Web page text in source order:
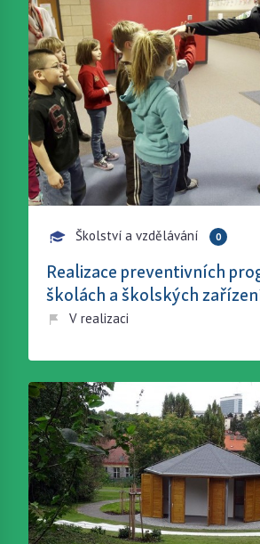
Školství a vzdělávání 0
Realizace preventivních
školách a školských
V realizaci